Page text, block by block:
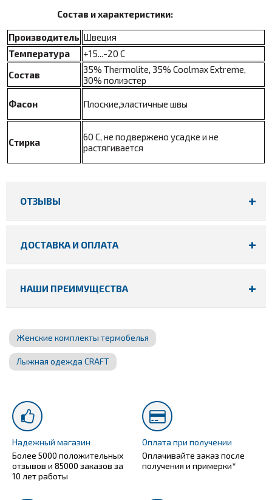
Состав и характеристики:
Производитель Швеция
Температура
+15...-20 С
Состав
35% Thermolite, 35% Coolmax Extreme,
30% полиэстер
Фасон Плоские,эластичные швы
Стирка
60 С, не подвержено усадке и не
растягивается
ОТЗЫВЫ
ДОСТАВКА И ОПЛАТА
НАШИ ПРЕИМУЩЕСТВА
Женские комплекты термобелья
Лыжная одежда CRAFT
Надежный магазин
Более 5000 положительных
отзывов и 85000 заказов за
10 лет работы
Оплата при получении
Оплачивайте заказ после
получения и примерки*